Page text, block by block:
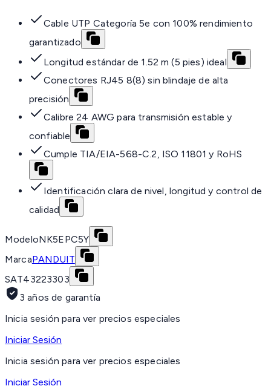
Cable UTP Categoría 5e con 100% rendimiento
garantizado
Longitud estándar de 1.52 m (5 pies) ideal
Conectores RJ45 8(8) sin blindaje de alta
precisión
Calibre 24 AWG para transmisión estable y
confiable
Cumple TIA/EIA-568-C.2, ISO 11801 y RoHS
Identificación clara de nivel, longitud y control de
calidad
ModeloNK5EPC5Y
MarcaPANDUIT
SAT43223303
3 años de garantía
Inicia sesión para ver precios especiales
Iniciar Sesión
Inicia sesión para ver precios especiales
Iniciar Sesión